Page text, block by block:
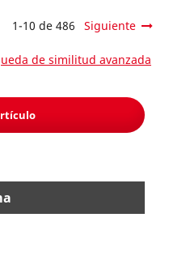
1-10 de 486 Siguiente
de similitud avanzada